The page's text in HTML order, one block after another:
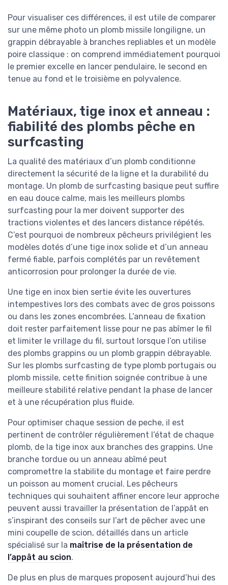
Pour visualiser ces différences, il est utile de comparer
sur une même photo un plomb missile longiligne, un
grappin débrayable à branches repliables et un modèle
poire classique : on comprend immédiatement pourquoi
le premier excelle en lancer pendulaire, le second en
tenue au fond et le troisième en polyvalence.
Matériaux, tige inox et anneau :
fiabilité des plombs pêche en
surfcasting
La qualité des matériaux d’un plomb conditionne
directement la sécurité de la ligne et la durabilité du
montage. Un plomb de surfcasting basique peut suffire
en eau douce calme, mais les meilleurs plombs
surfcasting pour la mer doivent supporter des
tractions violentes et des lancers distance répétés.
C’est pourquoi de nombreux pêcheurs privilégient les
modèles dotés d’une tige inox solide et d’un anneau
fermé fiable, parfois complétés par un revêtement
anticorrosion pour prolonger la durée de vie.
Une tige en inox bien sertie évite les ouvertures
intempestives lors des combats avec de gros poissons
ou dans les zones encombrées. L’anneau de fixation
doit rester parfaitement lisse pour ne pas abîmer le fil
et limiter le vrillage du fil, surtout lorsque l’on utilise
des plombs grappins ou un plomb grappin débrayable.
Sur les plombs surfcasting de type plomb portugais ou
plomb missile, cette finition soignée contribue à une
meilleure stabilité relative pendant la phase de lancer
et à une récupération plus fluide.
Pour optimiser chaque session de peche, il est
pertinent de contrôler régulièrement l’état de chaque
plomb, de la tige inox aux branches des grappins. Une
branche tordue ou un anneau abîmé peut
compromettre la stabilite du montage et faire perdre
un poisson au moment crucial. Les pêcheurs
techniques qui souhaitent affiner encore leur approche
peuvent aussi travailler la présentation de l’appât en
s’inspirant des conseils sur l’art de pêcher avec une
mini coupelle de scion, détaillés dans un article
spécialisé sur la maîtrise de la présentation de
l’appât au scion.
De plus en plus de marques proposent aujourd’hui des